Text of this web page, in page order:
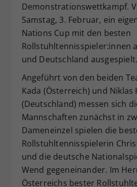
Demonstrationswettkampf.
Samstag, 3. Februar, ein
Nations Cup mit den besten
Rollstuhltennisspieler:innen
und Deutschland ausgespielt.
Angeführt von den beiden
Kada (Österreich) und Niklas
(Deutschland) messen sich
Mannschaften zunächst in
Dameneinzel spielen die
Rollstuhltennisspielerin
und die deutsche
Wend gegeneinander. Im
Österreichs bester